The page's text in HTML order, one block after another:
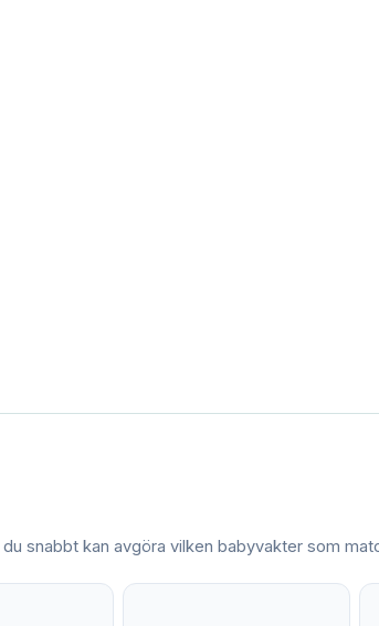
snabbt kan avgöra vilken babyvakter som